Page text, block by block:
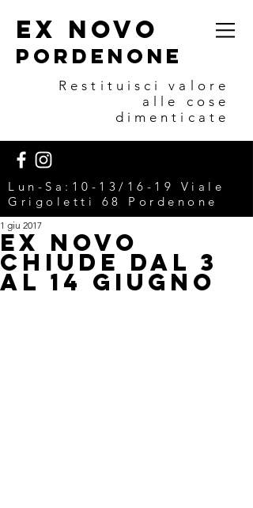
EX NOVO
POrdenone
Restituisci valore
alle cose
dimenticate
Lun-Sa:10-13/16-19 V iale
Grigoletti 68 Pordenone
EX NOVO
chiude dal 3
al 14 giugno
1 giu 2017